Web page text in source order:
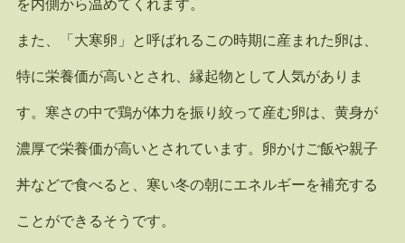
を内側から温めてくれます。
また、「大寒卵」と呼ばれるこの時期に産まれた卵は、
特に栄養価が高いとされ、縁起物として人気がありま
す。寒さの中で鶏が体力を振り絞って産む卵は、黄身が
濃厚で栄養価が高いとされています。卵かけご飯や親子
丼などで食べると、寒い冬の朝にエネルギーを補充する
ことができるそうです。